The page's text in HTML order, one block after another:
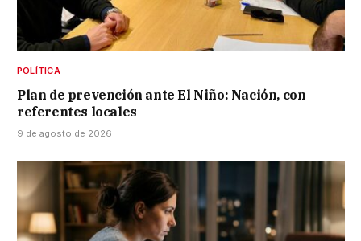
POLÍTICA
Plan de prevención ante El Niño: Nación, con
referentes locales
9 de agosto de 2026